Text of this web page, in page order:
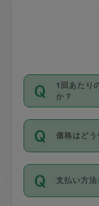
1回あたり
か？
依頼1回
超えて依
利用くだ
の上事前
お、3時
価格はど
11種類の
身が価格
タスカジ
支払い方